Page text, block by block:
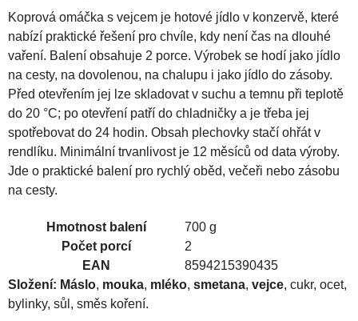
Koprová omáčka s vejcem je hotové jídlo v konzervě, které
nabízí praktické řešení pro chvíle, kdy není čas na dlouhé
vaření. Balení obsahuje 2 porce. Výrobek se hodí jako jídlo
na cesty, na dovolenou, na chalupu i jako jídlo do zásoby.
Před otevřením jej lze skladovat v suchu a temnu při teplotě
do 20 °C; po otevření patří do chladničky a je třeba jej
spotřebovat do 24 hodin. Obsah plechovky stačí ohřát v
rendlíku. Minimální trvanlivost je 12 měsíců od data výroby.
Jde o praktické balení pro rychlý oběd, večeři nebo zásobu
na cesty.
Hmotnost balení
700 g
Počet porcí
2
EAN
8594215390435
Složení: Máslo, mouka, mléko, smetana, vejce, cukr, ocet,
bylinky, sůl, směs koření.